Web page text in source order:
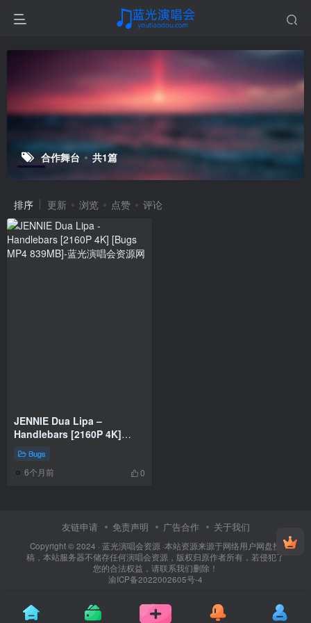
合作舞台 共1篇
排序 更新 浏览 点赞 评论
JENNIE Dua Lipa –
Handlebars [2160P 4K]
Bugs
6个月前 0
友链申请 免责声明 广告合作 关于我们
Copyright © 2024 · 蓝光演唱会资源 ·本站资源来源于网络用户网盘投
稿，本站服务器不储存任何演唱会资源，版权归原作者所有，若侵犯了
您的合法权益，请联系我们删除！
渝ICP备2022002605号-4